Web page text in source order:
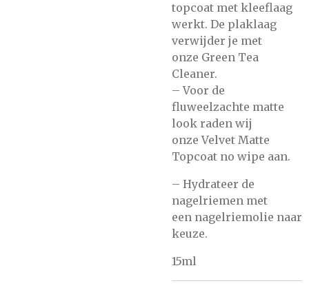
topcoat met kleeflaag
werkt. De plaklaag
verwijder je met
onze Green Tea
Cleaner.
– Voor de
fluweelzachte matte
look raden wij
onze Velvet Matte
Topcoat no wipe aan.
– Hydrateer de
nagelriemen met
een nagelriemolie naar
keuze.
15ml